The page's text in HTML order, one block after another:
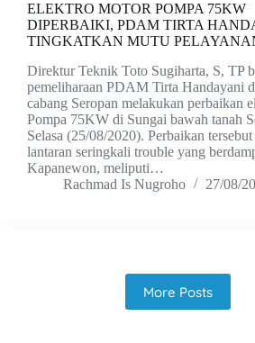
ELEKTRO MOTOR POMPA 75KW
DIPERBAIKI, PDAM TIRTA
TINGKATKAN MUTU
Direktur Teknik Toto Sugiharta, S, TP
pemeliharaan PDAM Tirta Handayani
cabang Seropan melakukan perbaikan
Pompa 75KW di Sungai bawah tanah
Selasa (25/08/2020). Perbaikan
lantaran seringkali trouble yang
Kapanewon, meliputi…
Rachmad Is Nugroho
27/08/
More Posts